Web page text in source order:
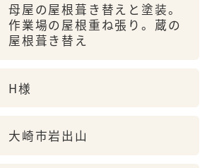
母屋の屋根葺き替えと塗装。
作業場の屋根重ね張り。蔵の
屋根葺き替え
H様
大崎市岩出山